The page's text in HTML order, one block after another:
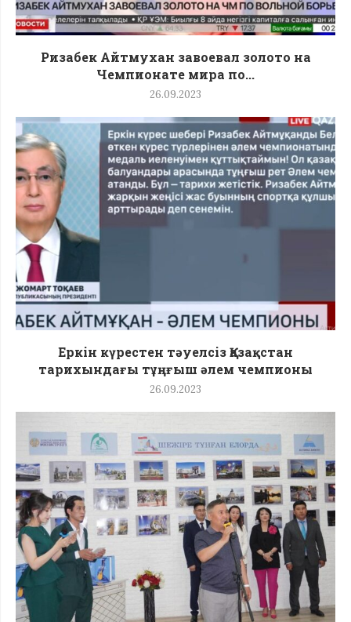
Ризабек Айтмухан завоевал золото на
Чемпионате мира по...
26.09.2023
Еркін күрестен тәуелсіз Қазақстан
тарихындағы тұңғыш әлем чемпионы
26.09.2023